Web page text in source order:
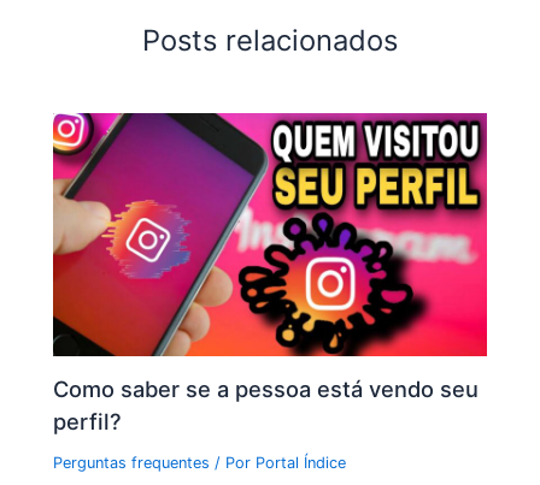
Posts relacionados
Como saber se a pessoa está vendo seu
perfil?
Perguntas frequentes / Por Portal Índice